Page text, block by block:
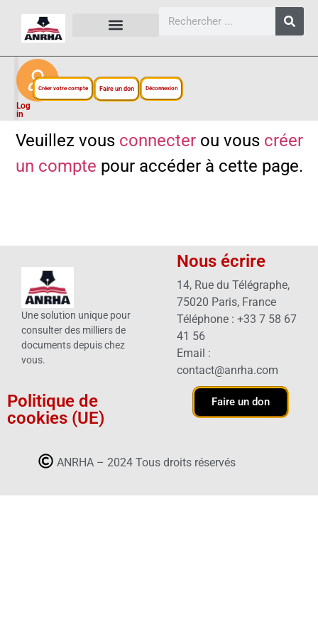
Log
in
Créer votre compte Faire un don Déconnexion
Veuillez vous connecterou vous créer
un compte pour accéder à cette page.
Une solution unique pour
consulter des milliers de
documents depuis chez
vous.
Politique de
cookies (UE)
Nous écrire
14, Rue du Télégraphe,
75020 Paris, France
Téléphone : +33 7 58 67
41 56
Email :
contact@anrha.com
Faire un don
ANRHA – 2024 Tous droits réservés